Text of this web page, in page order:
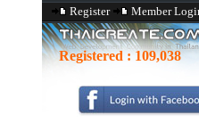
Register Member
Registered : 109,038